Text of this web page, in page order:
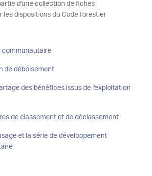
d'une collection de fiches
les dispositions du Code forestier
communautaire
de déboisement
des bénéfices issus de l'exploitation
de classement et de déclassement
et la série de développement